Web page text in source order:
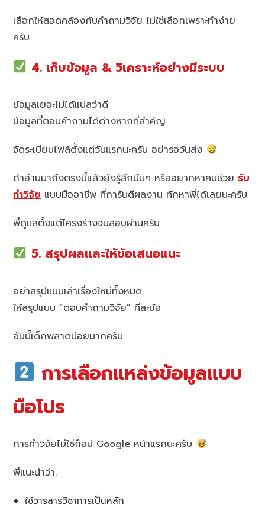
เลือกให้สอดคล้องกับคำถามวิจัย ไม่ใช่เลือกเพราะทำง่าย
ครับ
4. เก็บข้อมูล & วิเคราะห์อย่างมีระบบ
ข้อมูลเยอะไม่ได้แปลว่าดี
ข้อมูลที่ตอบคำถามได้ต่างหากที่สำคัญ
จัดระเบียบไฟล์ตั้งแต่วันแรกนะครับ อย่ารอวันส่ง
ถ้าอ่านมาถึงตรงนี้แล้วยังรู้สึกมึนๆ หรืออยากหาคนช่วยรับ
ทำวิจัยแบบมืออาชีพ ที่การันตีผลงาน ทักหาพี่ได้เลยนะครับ
พี่ดูแลตั้งแต่โครงร่างจนสอบผ่านครับ
5. สรุปผลและให้ข้อเสนอแนะ
อย่าสรุปแบบเล่าเรื่องใหม่ทั้งหมด
ให้สรุปแบบ “ตอบคำถามวิจัย” ทีละข้อ
อันนี้เด็กพลาดบ่อยมากครับ
การเลือกแหล่งข้อมูลแบบ
มือโปร
การทำวิจัยไม่ใช่ก๊อป Google หน้าแรกนะครับ
พี่แนะนำว่า:
ใช้วารสารวิชาการเป็นหลัก